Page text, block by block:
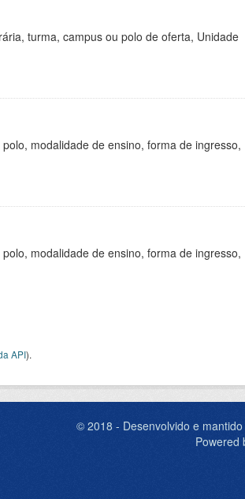
turma, campus ou polo de oferta, Unidade
modalidade de ensino, forma de ingresso,
modalidade de ensino, forma de ingresso,
API).
© 2018 - Desenvolvido e
Powered